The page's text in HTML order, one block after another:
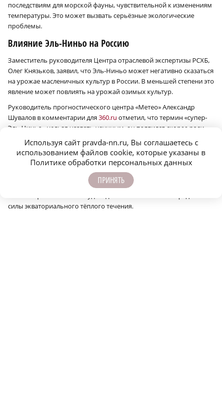
последствиям для морской фауны, чувствительной к изменениям
температуры. Это может вызвать серьёзные экологические
проблемы.
Влияние Эль-Ниньо на Россию
Заместитель руководителя Центра отраслевой экспертизы РСХБ,
Олег Князьков, заявил, что Эль-Ниньо может негативно сказаться
на урожае масленичных культур в России. В меньшей степени это
явление может повлиять на урожай озимых культур.
Руководитель прогностического центра «Метео» Александр
Шувалов в комментарии для360.ru отметил, что термин «супер-
Эль-Ниньо» нельзя назвать научным, он появился скорее ради
хайпа. Хотя само явление может быть масштабным, всё-таки
пока рано говорить о его силе и последствиях.
Шувалов подчеркнул, что Эль-Ниньо влияет на глобальную
температуру, повышая её, но конкретные последствия для
отдельных регионов зависят от интенсивности этого явления.
силы экваториального тёплого течения.
Используя сайт pravda-nn.ru, Вы соглашаетесь с
использованием файлов cookie, которые указаны в
Политике обработки персональных данных
ПРИНЯТЬ